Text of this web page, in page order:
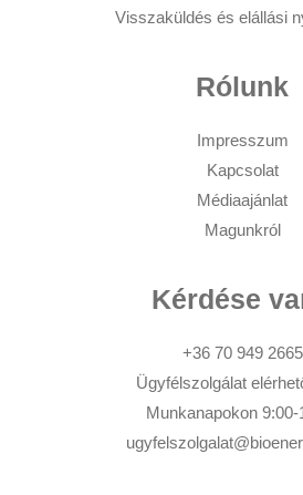
Visszaküldés és elállási
Rólunk
Impresszum
Kapcsolat
Médiaajánlat
Magunkról
Kérdése
+36 70 949 2665
Ügyfélszolgálat
Munkanapokon 9:00-